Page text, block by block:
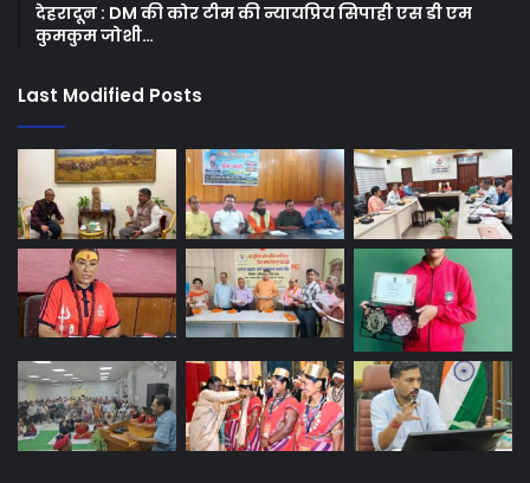
देहरादून : DM की कोर टीम की न्यायप्रिय सिपाही एस डी एम
कुमकुम जोशी…
Last Modified Posts